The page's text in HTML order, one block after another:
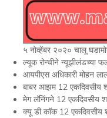
५ नोव्हेंबर २०२० चालू
ल्यूक रोन्चीने न्यूझीलंडच्या
आयपीएस अधिकारी मोहन
बाबर आझम 12 एकदिवसीय
मेग लॅनिंगने 12 एकदिवसीय
क्यू डी कॉक 12 एकदिवसीय